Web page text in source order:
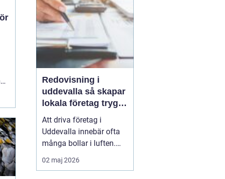
gemensamma upple...
Redovisning i
uddevalla så skapar
lokala företag trygg
ekonomi
Att driva företag i
Uddevalla innebär ofta
många bollar i luften.
Kunder, leveranser,
personal och
02 maj 2026